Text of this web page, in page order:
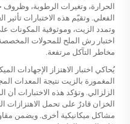
الحرارة، وتغيرات الرطوبة، وظروف
الفعلي. وتقيّم هذه الاختبارات
وتمدد الزيت، وموثوقية المكونات
اختبار رش الملح للمحولات
مخاطر التآكل مرتفعة.
يُحاكي اختبار الاهتزاز الإجهادات
المغمورة بالزيت نتيجة المعدات
الزلزالي. وتؤكد هذه الاختبارات
الخزان قادرٌ على تحمل الاهتزازات
مشاكل ميكانيكية أخرى. ويضمن